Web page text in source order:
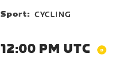
Sport: CYCLING
12:00 PM UTC